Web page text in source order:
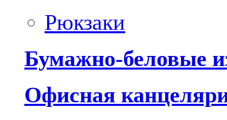
Рюкзаки
Бумажно-беловые
Офисная